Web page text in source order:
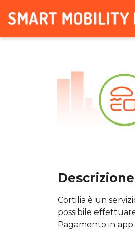
Cortilia è un
possibile
Pagamento in app.